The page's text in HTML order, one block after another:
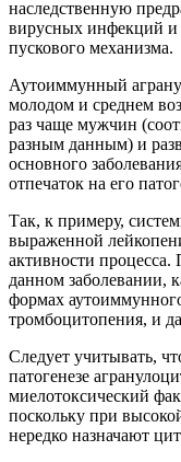
наследственную
вирусных инфекций и
пускового механизма.
Аутоиммунный
молодом и среднем
раз чаще мужчин
разным данным) и
основного
отпечаток на его
Так, к примеру,
выраженной
активности процесса.
данном заболевании,
формах
тромбоцитопения, и
Следует учитывать,
патогенезе
миелотоксический
поскольку при
нередко назначают